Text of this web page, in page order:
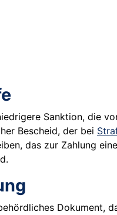
Sanktion, die
Bescheid, der bei
das zur Zahlung
Dokument,